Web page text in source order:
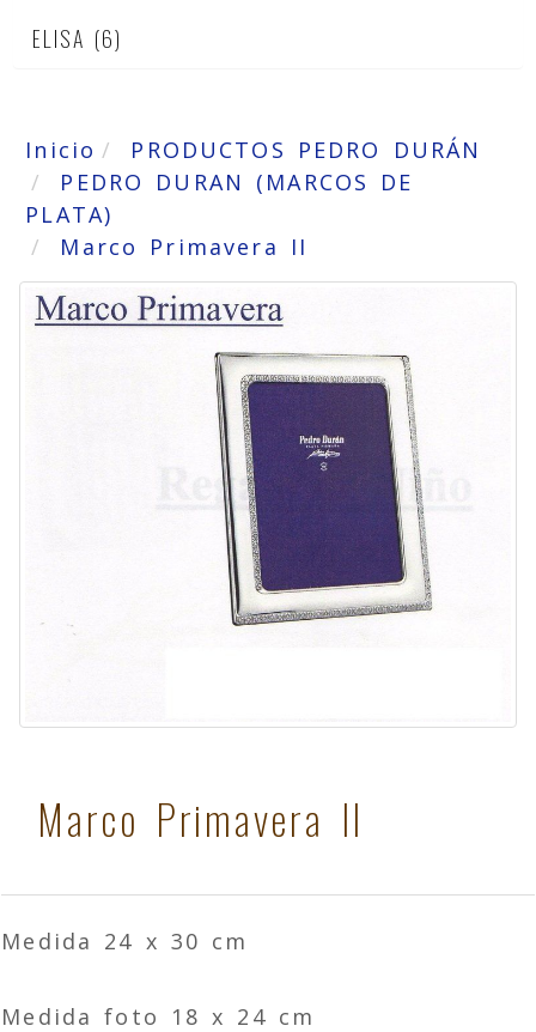
ELISA (6)
Inicio
PRODUCTOS PEDRO DURÁN
PEDRO DURAN (MARCOS DE
PLATA)
Marco Primavera II
Marco Primavera II
Medida 24 x 30 cm
Medida foto 18 x 24 cm